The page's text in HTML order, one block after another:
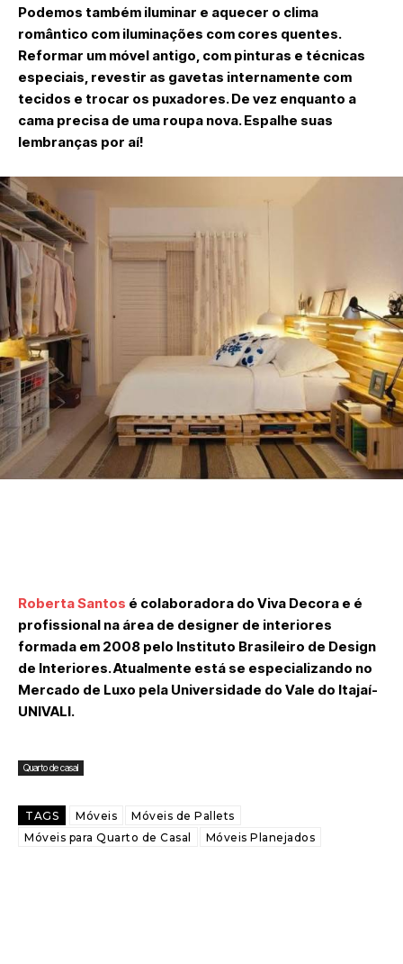
Podemos também iluminar e aquecer o clima
romântico com iluminações com cores quentes.
Reformar um móvel antigo, com pinturas e técnicas
especiais, revestir as gavetas internamente com
tecidos e trocar os puxadores. De vez enquanto a
cama precisa de uma roupa nova. Espalhe suas
lembranças por aí!
Roberta Santos é colaboradora do Viva Decora e é
profissional na área de designer de interiores
formada em 2008 pelo Instituto Brasileiro de Design
de Interiores. Atualmente está se especializando no
Mercado de Luxo pela Universidade do Vale do Itajaí-
UNIVALI.
Quarto de casal
TAGS Móveis
Móveis de Pallets
Móveis para Quarto de Casal
Móveis Planejados